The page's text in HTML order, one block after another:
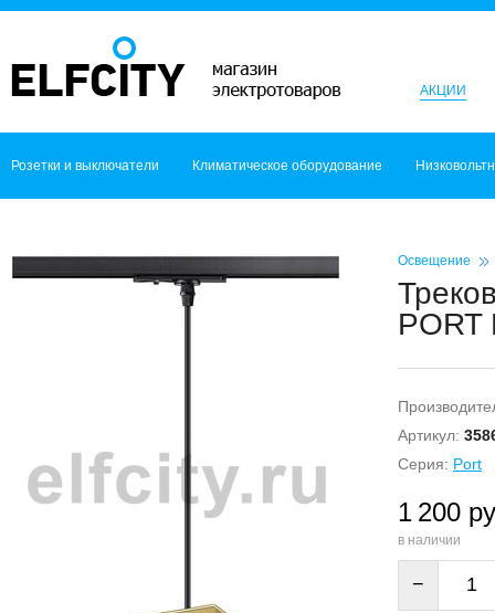
АКЦИИ
Розетки и выключатели Климатическое оборудование
Освещение
PORT
Артикул:
Серия: Port
1 200
в наличии
−